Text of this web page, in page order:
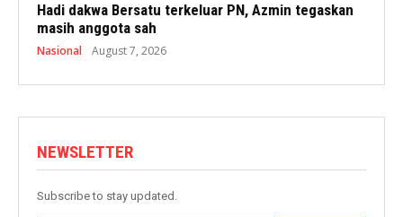
Hadi dakwa Bersatu terkeluar PN, Azmin tegaskan
masih anggota sah
Nasional August 7, 2026
NEWSLETTER
Subscribe to stay updated.